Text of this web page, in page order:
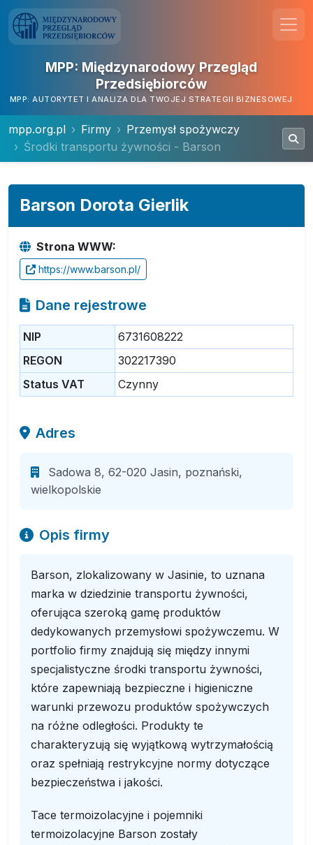
MPP: Międzynarodowy Przegląd
Przedsiębiorców
MPP: AUTORYTET I ANALIZA DLA TWOJEJ STRATEGII BIZNESOWEJ
mpp.org.pl Firmy
Przemysł spożywczy
Środki transportu żywności - Barson
Barson Dorota Gierlik
Strona WWW:
https://www.barson.pl/
Dane rejestrowe
NIP
6731608222
REGON
302217390
Status VAT
Czynny
Adres
Sadowa 8, 62-020 Jasin, poznański,
wielkopolskie
Opis firmy
Barson, zlokalizowany w Jasinie, to uznana
marka w dziedzinie transportu żywności,
oferująca szeroką gamę produktów
dedykowanych przemysłowi spożywczemu. W
portfolio firmy znajdują się między innymi
specjalistyczne środki transportu żywności,
które zapewniają bezpieczne i higieniczne
warunki przewozu produktów spożywczych
na różne odległości. Produkty te
charakteryzują się wyjątkową wytrzymałością
oraz spełniają restrykcyjne normy dotyczące
bezpieczeństwa i jakości.
Tace termoizolacyjne i pojemniki
termoizolacyjne Barson zostały